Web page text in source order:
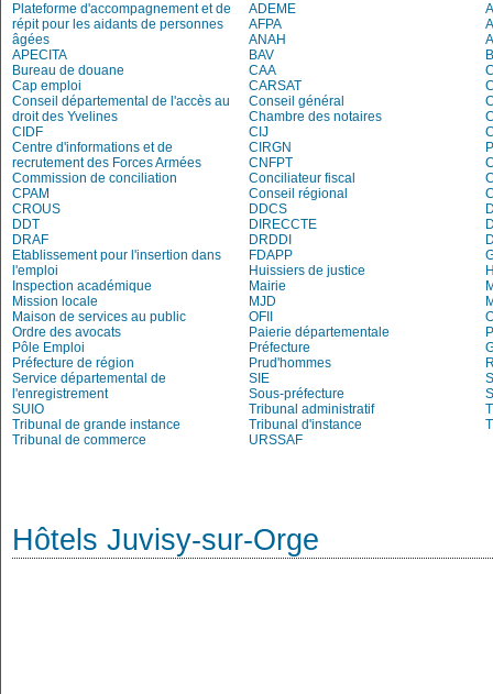
Plateforme d'accompagnement et de
répit pour les aidants de personnes
âgées
ADEME
AFPA
ANAH
APECITA
BAV
Bureau de douane
CAA
Cap emploi
CARSAT
Conseil départemental de l'accès au
droit des Yvelines
Conseil général
Chambre des notaires
CIDF
CIJ
Centre d'informations et de
recrutement des Forces Armées
CIRGN
CNFPT
Commission de conciliation
Conciliateur fiscal
CPAM
Conseil régional
CROUS
DDCS
DDT
DIRECCTE
DRAF
DRDDI
Etablissement pour l'insertion dans
l'emploi
FDAPP
Huissiers de justice
Inspection académique
Mairie
Mission locale
MJD
Maison de services au public
OFII
Ordre des avocats
Paierie départementale
Pôle Emploi
Préfecture
Préfecture de région
Prud'hommes
Service départemental de
l'enregistrement
SIE
Sous-préfecture
SUIO
Tribunal administratif
Tribunal de grande instance
Tribunal d'instance
Tribunal de commerce
URSSAF
Hôtels Juvisy-sur-Orge